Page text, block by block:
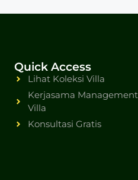
Quick Access
Lihat Koleksi Villa
Kerjasama Management
Villa
Konsultasi Gratis